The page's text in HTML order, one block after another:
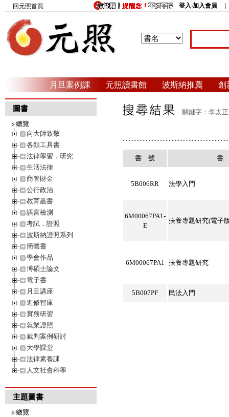
回元照首頁 登入‧加入會員
月旦案例課 元照讀書館 波斯納推薦 創
圖書
總覽
向大師致敬
各類工具書
法律學習．研究
生活法律
商管財金
公行政治
教育叢書
語言檢測
考試．證照
波斯納證照系列
簡體書
學會作品
博碩士論文
電子書
月旦講座
進修智庫
實務研習
就業證照
裁判案例研討
大學課堂
法律素養課
人文社會科學
主題圖書
總覽
關鍵字：李太
書 號 書
5B006RR 法學入門
6M00067PA1-
E
扶養專題研究(電子
6M00067PA1 扶養專題研究
5B007PF 民法入門